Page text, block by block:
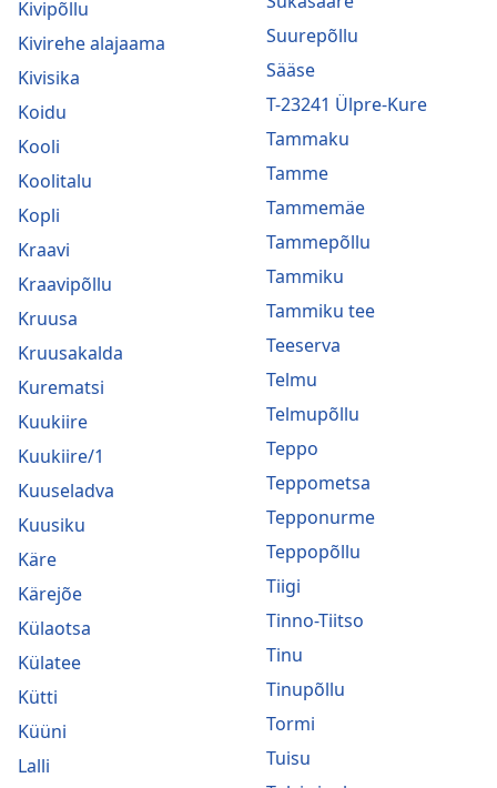
Kivipõllu
Kivirehe alajaama
Kivisika
Koidu
Kooli
Koolitalu
Kopli
Kraavi
Kraavipõllu
Kruusa
Kruusakalda
Kurematsi
Kuukiire
Kuukiire/1
Kuuseladva
Kuusiku
Käre
Kärejõe
Külaotsa
Külatee
Kütti
Küüni
Lalli
Suurepõllu
Sääse
T-23241 Ülpre-Kure
Tammaku
Tamme
Tammemäe
Tammepõllu
Tammiku
Tammiku tee
Teeserva
Telmu
Telmupõllu
Teppo
Teppometsa
Tepponurme
Teppopõllu
Tiigi
Tinno-Tiitso
Tinu
Tinupõllu
Tormi
Tuisu